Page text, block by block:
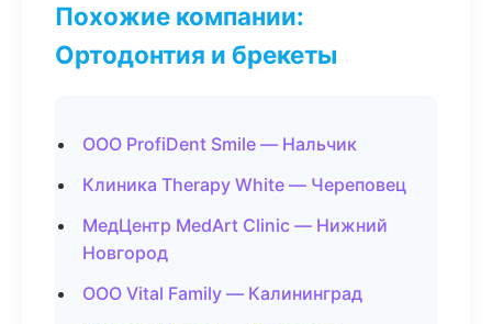
Похожие компании:
Ортодонтия и брекеты
ООО ProfiDent Smile — Нальчик
Клиника Therapy White — Череповец
МедЦентр MedArt Clinic — Нижний
Новгород
ООО Vital Family — Калининград